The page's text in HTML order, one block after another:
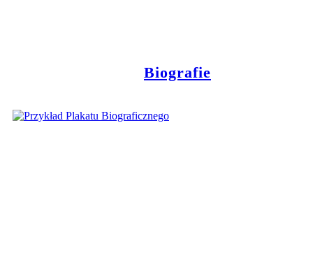
Biografie